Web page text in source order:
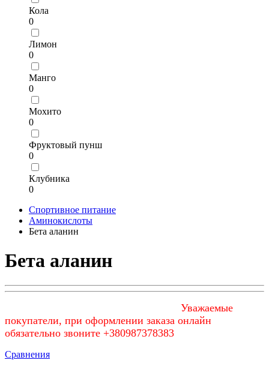
Кола
0
Лимон
0
Манго
0
Мохито
0
Фруктовый пунш
0
Клубника
0
Спортивное питание
Аминокислоты
Бета аланин
Бета аланин
Уважаемые
покупатели, при оформлении заказа онлайн
обязательно звоните +380987378383
Сравнения